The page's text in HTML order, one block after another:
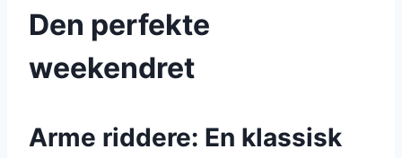
Den perfekte
weekendret
Arme riddere: En klassisk